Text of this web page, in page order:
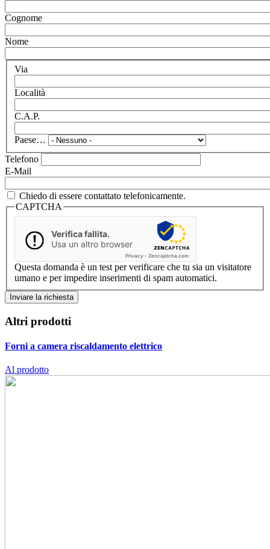
Cognome
Nome
Via
Località
C.A.P.
Paese…
Telefono
E-Mail
Chiedo di essere contattato telefonicamente.
CAPTCHA
Verifica fallita.
Usa un altro browser
Privacy - Zencaptcha.com
Questa domanda è un test per verificare che tu sia un visitatore
umano e per impedire inserimenti di spam automatici.
Altri prodotti
Forni a camera riscaldamento elettrico
Al prodotto